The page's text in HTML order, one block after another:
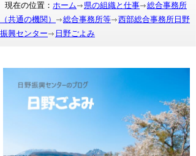
現在の位置： ホーム 県の組織と仕事
総合事務所
（共通の機関）
総合事務所等
西部総合事務所日野
振興センター
日野ごよみ